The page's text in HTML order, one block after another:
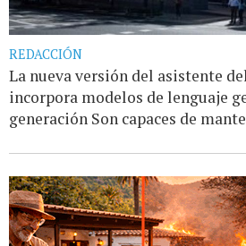
REDACCIÓN
La nueva versión del asistente
incorpora modelos de lenguaje
generación Son capaces de